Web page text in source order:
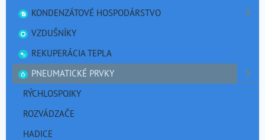
KONDENZÁTOVÉ HOSPODÁRSTVO
VZDUŠNÍKY
REKUPERÁCIA TEPLA
PNEUMATICKÉ PRVKY
RÝCHLOSPOJKY
ROZVÁDZAČE
HADICE